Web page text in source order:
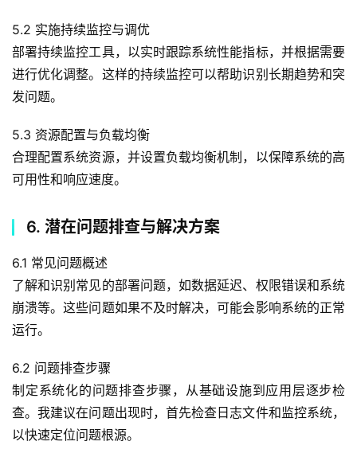
5.2 实施持续监控与调优
部署持续监控工具，以实时跟踪系统性能指标，并根据需要
进行优化调整。这样的持续监控可以帮助识别长期趋势和突
发问题。
5.3 资源配置与负载均衡
合理配置系统资源，并设置负载均衡机制，以保障系统的高
可用性和响应速度。
6. 潜在问题排查与解决方案
6.1 常见问题概述
了解和识别常见的部署问题，如数据延迟、权限错误和系统
崩溃等。这些问题如果不及时解决，可能会影响系统的正常
运行。
6.2 问题排查步骤
制定系统化的问题排查步骤，从基础设施到应用层逐步检
查。我建议在问题出现时，首先检查日志文件和监控系统，
以快速定位问题根源。